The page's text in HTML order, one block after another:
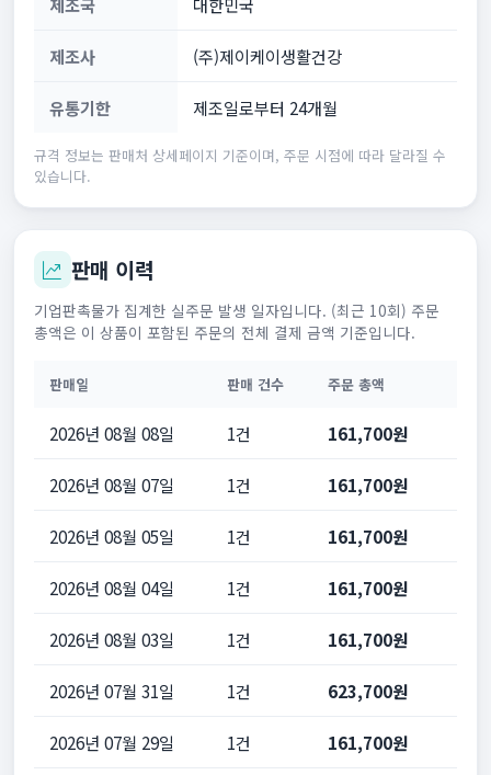
제조사 (주)제이케이생활건강
유통기한 제조일로부터 24개월
규격 정보는 판매처 상세페이지 기준이며, 주문 시점에 따라 달라질 수
있습니다.
판매 이력
기업판촉물가 집계한 실주문 발생 일자입니다. (최근 10회) 주문
총액은 이 상품이 포함된 주문의 전체 결제 금액 기준입니다.
판매일 판매 건수 주문 총액
2026년 08월 08일 1건 161,700원
2026년 08월 07일 1건 161,700원
2026년 08월 05일 1건 161,700원
2026년 08월 04일 1건 161,700원
2026년 08월 03일 1건 161,700원
2026년 07월 31일 1건 623,700원
2026년 07월 29일 1건 161,700원